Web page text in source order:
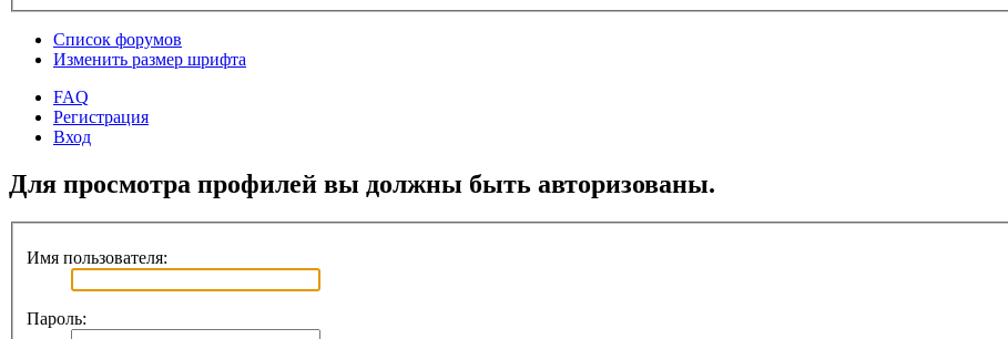
Список форумов
Изменить размер шрифта
FAQ
Регистрация
Вход
Для просмотра профилей вы должны быть авторизованы.
Имя пользователя:
Пароль: